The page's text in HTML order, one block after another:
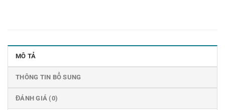
MÔ TẢ
THÔNG TIN BỔ SUNG
ĐÁNH GIÁ (0)